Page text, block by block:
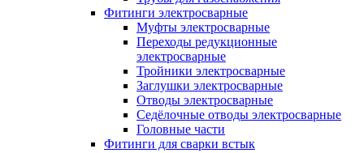
Фитинги электросварные
Муфты электросварные
Переходы редукционные
электросварные
Тройники электросварные
Заглушки электросварные
Отводы электросварные
Седёлочные отводы электросварные
Головные части
Фитинги для сварки встык